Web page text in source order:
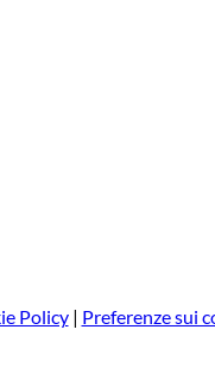
Policy| Preferenze sui